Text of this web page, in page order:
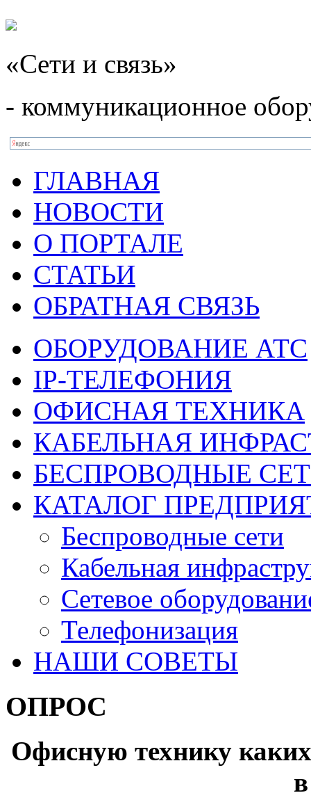
«Сети и связь»
- коммуникационное
ГЛАВНАЯ
НОВОСТИ
О ПОРТАЛЕ
СТАТЬИ
ОБРАТНАЯ СВЯЗЬ
ОБОРУДОВАНИЕ АТС
IP-ТЕЛЕФОНИЯ
ОФИСНАЯ ТЕХНИКА
КАБЕЛЬНАЯ
БЕСПРОВОДНЫЕ
КАТАЛОГ
Беспроводные сети
Кабельная
Сетевое
Телефонизация
НАШИ СОВЕТЫ
ОПРОС
Офисную технику